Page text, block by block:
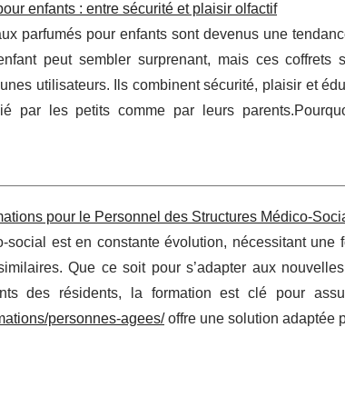
enfants : entre sécurité et plaisir olfactif
parfumés pour enfants sont devenus une
peut sembler surprenant, mais ces
utilisateurs. Ils combinent sécurité, plaisir et
par les petits comme par leurs
pour le Personnel des Structures Médico-
social est en constante évolution, nécessitant
Que ce soit pour s’adapter aux
des résidents, la formation est clé pour
personnes-agees/offre une solution adaptée